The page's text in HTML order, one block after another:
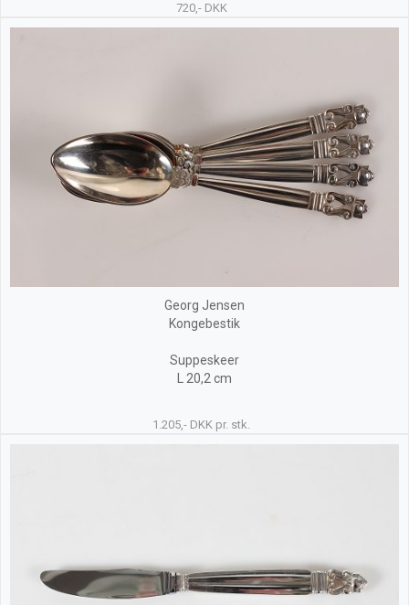
720,- DKK
Georg Jensen
Kongebestik
Suppeskeer
L 20,2 cm
1.205,- DKK pr. stk.